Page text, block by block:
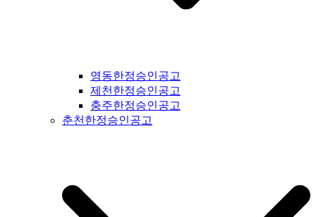
영동한정승인공고
제천한정승인공고
충주한정승인공고
춘천한정승인공고